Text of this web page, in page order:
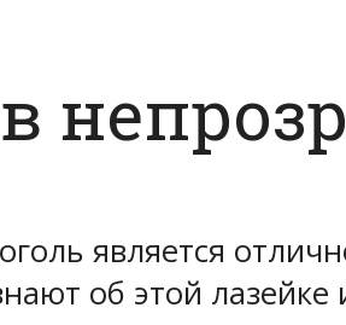
является
об этой лазейке